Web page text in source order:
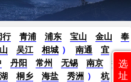
行 青浦 浦东 宝山 金山
奉
吴江 相城 ） 南通
宜
丹阳 常州 无锡 南京
徐
桐乡 海盐 秀洲 ）
杭
选
址